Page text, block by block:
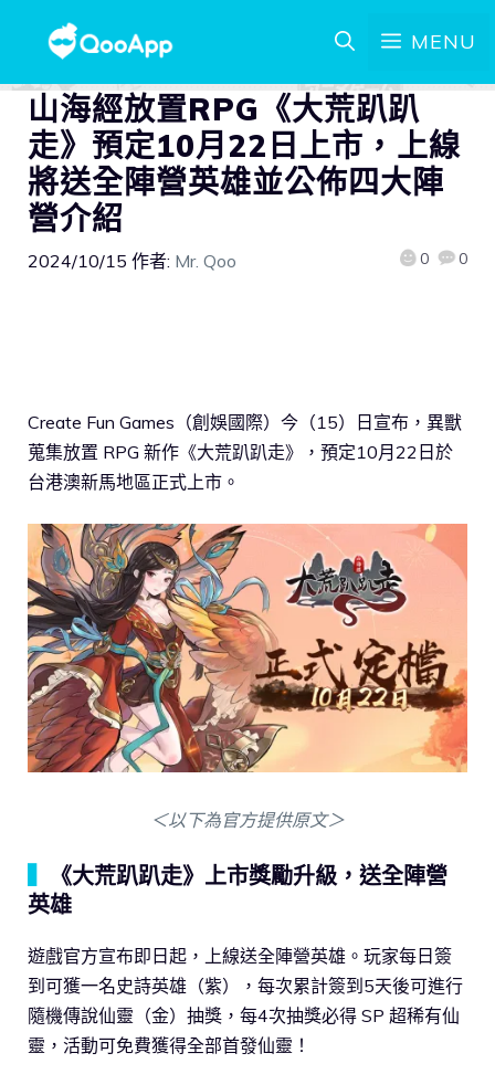
MENU
山海經放置RPG《大荒趴趴
走》預定10月22日上市，上線
將送全陣營英雄並公佈四大陣
營介紹
2024/10/15 作者: Mr. Qoo 0 0
Create Fun Games（創娛國際）今（15）日宣布，異獸
蒐集放置 RPG 新作《大荒趴趴走》，預定10月22日於
台港澳新馬地區正式上市。
＜以下為官方提供原文＞
《大荒趴趴走》上市獎勵升級，送全陣營
英雄
遊戲官方宣布即日起，上線送全陣營英雄。玩家每日簽
到可獲一名史詩英雄（紫），每次累計簽到5天後可進行
隨機傳說仙靈（金）抽獎，每4次抽獎必得 SP 超稀有仙
靈，活動可免費獲得全部首發仙靈！